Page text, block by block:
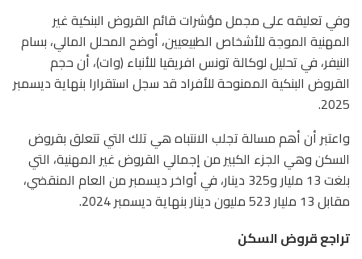
وفي تعليقه على مجمل مؤشرات قائم القروض البنكية غير
المهنية الموجة للأشخاص الطبيعيين، أوضح المحلل المالي، بسام
النيفر، في تحليل لوكالة تونس افريقيا للأنباء (وات)، أن حجم
القروض البنكية الممنوحة للأفراد قد سجل استقرارا بنهاية ديسمبر
2025.
واعتبر أن أهم مسالة تجلب الانتباه هي تلك التي تتعلق بقروض
السكن وهي الجزء الكبير من إجمالي القروض غير المهنية، التي
بلغت 13 مليار و325 دينار، في أواخر ديسمبر من العام المنقضي،
مقابل 13 مليار 523 مليون دينار بنهاية ديسمبر 2024.
تراجع قروض السكن